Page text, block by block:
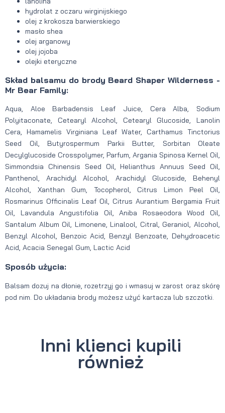
hydrolat z oczaru wirginijskiego
olej z krokosza barwierskiego
masło shea
olej arganowy
olej jojoba
olejki eteryczne
Skład balsamu do brody Beard Shaper Wilderness -
Mr Bear Family:
Aqua, Aloe Barbadensis Leaf Juice, Cera Alba, Sodium
Polyitaconate, Cetearyl Alcohol, Cetearyl Glucoside, Lanolin
Cera, Hamamelis Virginiana Leaf Water, Carthamus Tinctorius
Seed Oil, Butyrospermum Parkii Butter, Sorbitan Oleate
Decylglucoside Crosspolymer, Parfum, Argania Spinosa Kernel Oil,
Simmondsia Chinensis Seed Oil, Helianthus Annuus Seed Oil,
Panthenol, Arachidyl Alcohol, Arachidyl Glucoside, Behenyl
Alcohol, Xanthan Gum, Tocopherol, Citrus Limon Peel Oil,
Rosmarinus Officinalis Leaf Oil, Citrus Aurantium Bergamia Fruit
Oil, Lavandula Angustifolia Oil, Aniba Rosaeodora Wood Oil,
Santalum Album Oil, Limonene, Linalool, Citral, Geraniol, Alcohol,
Benzyl Alcohol, Benzoic Acid, Benzyl Benzoate, Dehydroacetic
Acid, Acacia Senegal Gum, Lactic Acid
Sposób użycia:
Balsam dozuj na dłonie, rozetrzyj go i wmasuj w zarost oraz skórę
pod nim. Do układania brody możesz użyć kartacza lub szczotki.
Inni klienci kupili
również